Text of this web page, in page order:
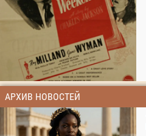
АРХИВ НОВОСТЕЙ